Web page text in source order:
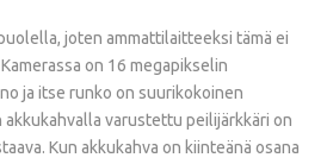
joten ammattilaitteeksi tämä ei
on 16 megapikselin
ja itse runko on suurikokoinen
varustettu peilijärkkäri on
Kun akkukahva on kiinteänä osana